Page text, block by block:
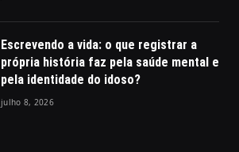
Escrevendo a vida: o que registrar a
própria história faz pela saúde mental e
pela identidade do idoso?
julho 8, 2026